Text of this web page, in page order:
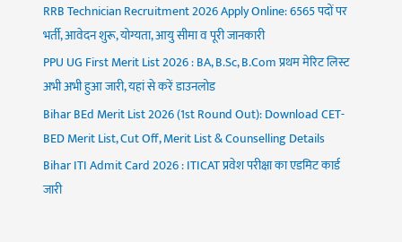
RRB Technician Recruitment 2026 Apply Online: 6565 पदों पर
भर्ती, आवेदन शुरू, योग्यता, आयु सीमा व पूरी जानकारी
PPU UG First Merit List 2026 : BA, B.Sc, B.Com प्रथम मेरिट लिस्ट
अभी अभी हुआ जारी, यहां से करें डाउनलोड
Bihar BEd Merit List 2026 (1st Round Out): Download CET-
BED Merit List, Cut Off, Merit List & Counselling Details
Bihar ITI Admit Card 2026 : ITICAT प्रवेश परीक्षा का एडमिट कार्ड
जारी